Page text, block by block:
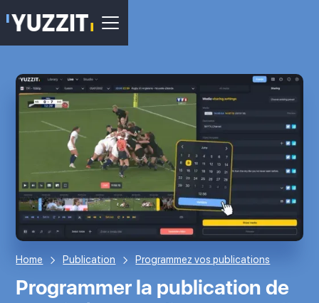
Home Publication Programmez vos publications
Programmer la publication de